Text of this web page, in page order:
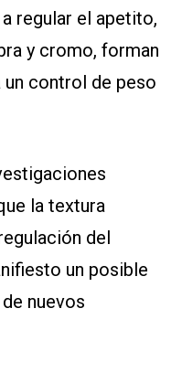
regular el apetito,
y cromo, forman
un control de peso
la textura
del
un posible
nuevos